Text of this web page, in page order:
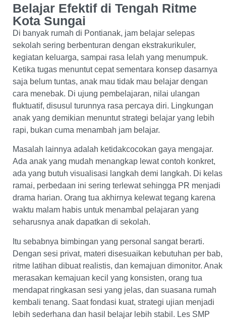
Belajar Efektif di Tengah Ritme
Kota Sungai
Di banyak rumah di Pontianak, jam belajar selepas
sekolah sering berbenturan dengan ekstrakurikuler,
kegiatan keluarga, sampai rasa lelah yang menumpuk.
Ketika tugas menuntut cepat sementara konsep dasarnya
saja belum tuntas, anak mau tidak mau belajar dengan
cara menebak. Di ujung pembelajaran, nilai ulangan
fluktuatif, disusul turunnya rasa percaya diri. Lingkungan
anak yang demikian menuntut strategi belajar yang lebih
rapi, bukan cuma menambah jam belajar.
Masalah lainnya adalah ketidakcocokan gaya mengajar.
Ada anak yang mudah menangkap lewat contoh konkret,
ada yang butuh visualisasi langkah demi langkah. Di kelas
ramai, perbedaan ini sering terlewat sehingga PR menjadi
drama harian. Orang tua akhirnya kelewat tegang karena
waktu malam habis untuk menambal pelajaran yang
seharusnya anak dapatkan di sekolah.
Itu sebabnya bimbingan yang personal sangat berarti.
Dengan sesi privat, materi disesuaikan kebutuhan per bab,
ritme latihan dibuat realistis, dan kemajuan dimonitor. Anak
merasakan kemajuan kecil yang konsisten, orang tua
mendapat ringkasan sesi yang jelas, dan suasana rumah
kembali tenang. Saat fondasi kuat, strategi ujian menjadi
lebih sederhana dan hasil belajar lebih stabil. Les SMP